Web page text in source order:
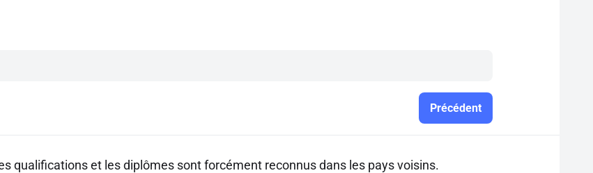
Précédent
qualifications et les diplômes sont forcément reconnus dans les pays voisins.